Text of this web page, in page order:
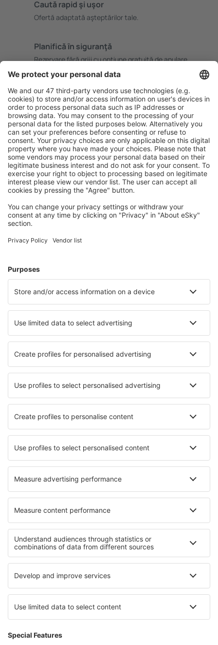
Caută rapid şi uşor
Ofertă adaptată aşteptărilor tale.
Planifică ȋn siguranţă
Rezervare fără griji cu opțiune gratuită de anulare.
Economiseşte mai mult
Prețuri atractive și oferte speciale pentru utilizatorii
conectați.
Cazarea preferată
Alege din peste 1,3 mil. de opţiuni: hoteluri, cabane,
apartamente și altele.
Cele mai căutate hoteluri de către utilizatorii eSky
Hoteluri în Africa de Sud - Orașe populare
Hoteluri în Sandton
Hoteluri în Salt Rock Hoteluri în Graaff Reinet
Hoteluri în Colchester Hoteluri în Piketberg
Cele mai bune hoteluri - orașe
Hoteluri în Juàzeiro Hoteluri în Rathnew
Hoteluri în Haysville Hoteluri Ahun
Hoteluri în Zuidoostbeemster Hoteluri în Schauenstein
Hoteluri în Uchaux Hoteluri în Pilot Point
Cele mai bune hoteluri - regiuni
Hoteluri in Walker Bay Nature Reserve
Hoteluri in Parcul Național Namaqua
Hoteluri in Thornybush Game Reserve Hoteluri in Table Bay
Hoteluri în Terceira Hoteluri in Delaware Beaches
Hoteluri in Pike's Peak Hoteluri în Disneyland Paris